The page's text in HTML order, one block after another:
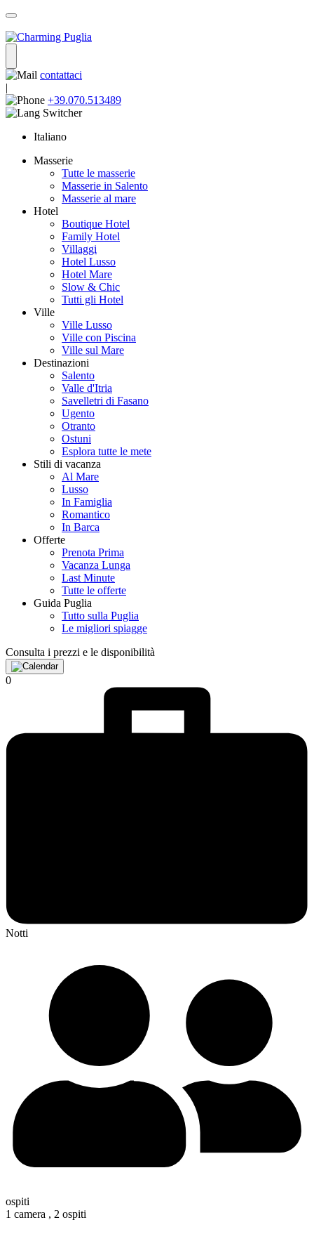
contattaci
|
+39.070.513489
Italiano
Masserie
Tutte le masserie
Masserie in Salento
Masserie al mare
Hotel
Boutique Hotel
Family Hotel
Villaggi
Hotel Lusso
Hotel Mare
Slow & Chic
Tutti gli Hotel
Ville
Ville Lusso
Ville con Piscina
Ville sul Mare
Destinazioni
Salento
Valle d'Itria
Savelletri di Fasano
Ugento
Otranto
Ostuni
Esplora tutte le mete
Stili di vacanza
Al Mare
Lusso
In Famiglia
Romantico
In Barca
Offerte
Prenota Prima
Vacanza Lunga
Last Minute
Tutte le offerte
Guida Puglia
Tutto sulla Puglia
Le migliori spiagge
Consulta i prezzi e le disponibilità
0
Notti
ospiti
1 camera , 2 ospiti